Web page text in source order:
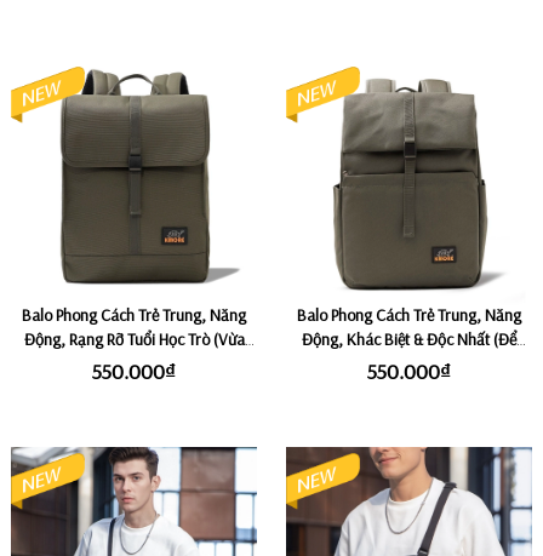
Balo Phong Cách Trẻ Trung, Năng
Động, Rạng Rỡ Tuổi Học Trò (Vừa
Laptop 14") KMORE VIOLET - Olive
550.000₫
Balo Phong Cách Trẻ Trung, Năng
Động, Khác Biệt & Độc Nhất (Để
được Laptop 14") KMORE SCARLLET
550.000₫